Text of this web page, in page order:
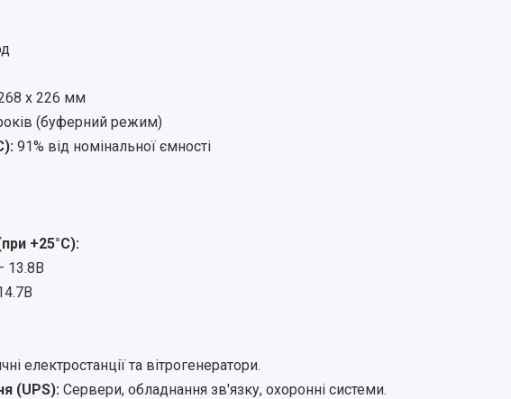
x 226 мм
(буферний режим)
91% від номінальної ємності
+25°C):
13.8В
електростанції та вітрогенератори.
(UPS): Сервери, обладнання зв'язку, охоронні системи.